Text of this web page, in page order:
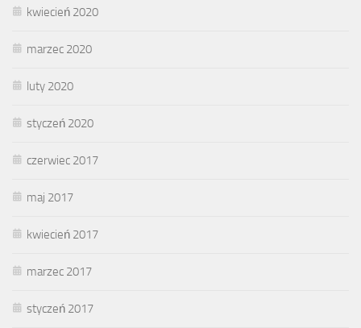
kwiecień 2020
marzec 2020
luty 2020
styczeń 2020
czerwiec 2017
maj 2017
kwiecień 2017
marzec 2017
styczeń 2017